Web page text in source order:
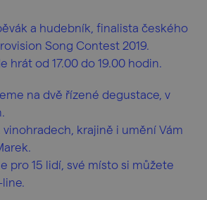
a hudebník, finalista českého
Song Contest 2019.
hrát od 17.00 do 19.00 hodin.
na dvě řízené degustace, v
vinohradech, krajině i umění Vám
pro 15 lidí, své místo si můžete